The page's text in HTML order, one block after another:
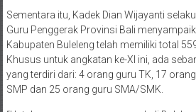
Sementara itu, Kadek Dian Wijayanti
Guru Penggerak Provinsi Bali
Kabupaten Buleleng telah memiliki total
Khusus untuk angkatan ke-XI ini, ada
yang terdiri dari: 4 orang guru TK, 17
SMP dan 25 orang guru SMA/SMK.